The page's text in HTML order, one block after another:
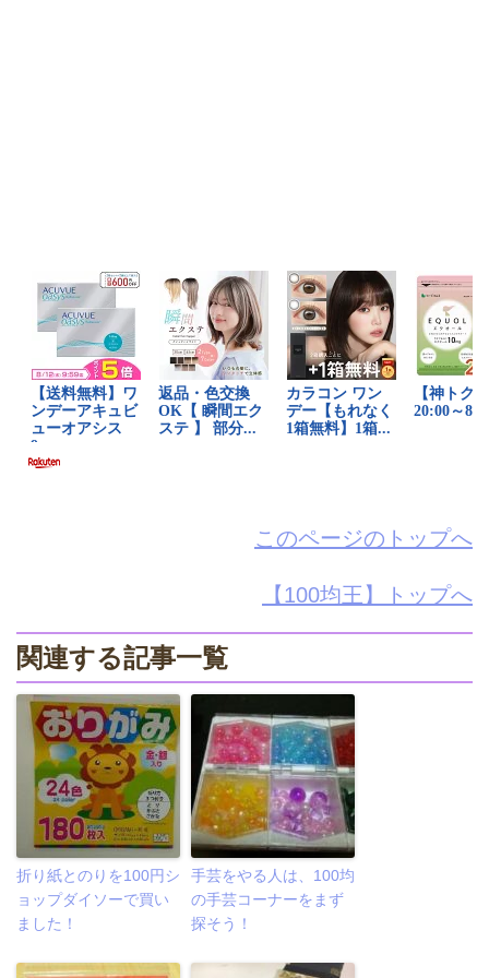
このページのトップへ
【100均王】トップへ
関連する記事一覧
折り紙とのりを100円シ
ョップダイソーで買い
ました！
手芸をやる人は、100均
の手芸コーナーをまず
探そう！